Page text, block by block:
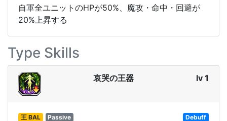
自軍全ユニットのHPが50%、魔攻・命中・回避が
20%上昇する
Type Skills
哀哭の王器 lv 1
王 BAL Passive Debuff